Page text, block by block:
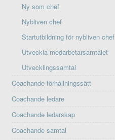
Ny som chef
Nybliven chef
Startutbildning för nybliven chef
Utveckla medarbetarsamtalet
Utvecklingssamtal
Coachande förhållningssätt
Coachande ledare
Coachande ledarskap
Coachande samtal